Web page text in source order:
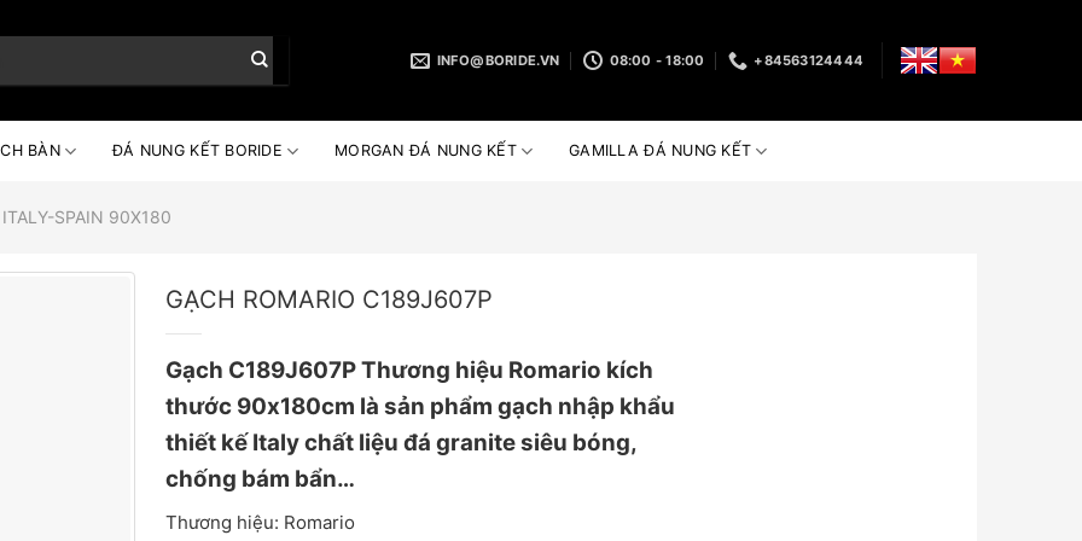
INFO@BORIDE.VN 08:00 - 18:00 +84563124444
BÀN ĐÁ NUNG KẾT BORIDE MORGAN ĐÁ NUNG KẾT GAMILLA ĐÁ NUNG KẾT
ITALY-SPAIN 90X180
GẠCH ROMARIO C189J607P
Gạch C189J607P Thương hiệu Romario kích
thước 90x180cm là sản phẩm gạch nhập khẩu
thiết kế Italy chất liệu đá granite siêu bóng,
chống bám bẩn…
Thương hiệu: Romario